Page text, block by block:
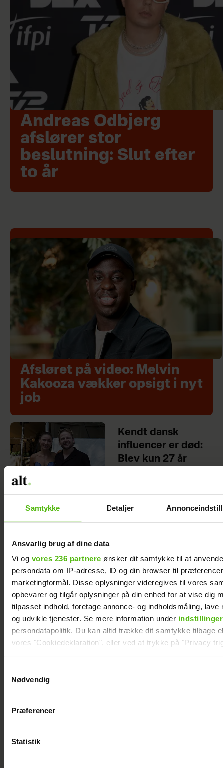
Samtykke Detaljer
Ansvarlig brug af dine data
Vi og vores 236 partnere ønsker dit samtykke til at
persondata om IP-adresse, ID og din browser til
marketingformål. Disse oplysninger videregives til vores
opbevarer og tilgår oplysninger på din enhed for at vise dig
tilpasset indhold, foretage annonce- og indholdsmåling, lave
og udvikle tjenester. Se mere information under indstillinger
persondatapolitik. Du kan altid trække dit samtykke tilbage
vores "Cookiedeklaration", eller ved at trykke på "Privacy
Vi anvender egne cookies og cookies fra tredjeparter til at
generere statistik og huske dine præferencer samt til brug
Nødvendig
Præferencer
Statistik
Andreas Odbjerg
afslører stor
beslutning: Slut efter
to år
Afsløret på video: Melvin
Kakooza vækker opsigt i nyt
job
Åbner op om hårdt
forfærdeligt"
Kendt dansk
influencer er død:
Blev kun 27 år